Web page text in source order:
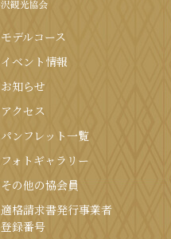
モデルコース
イベント情報
お知らせ
アクセス
パンフレット⼀覧
フォトギャラリー
その他の協会員
適格請求書発行事業者
登録番号